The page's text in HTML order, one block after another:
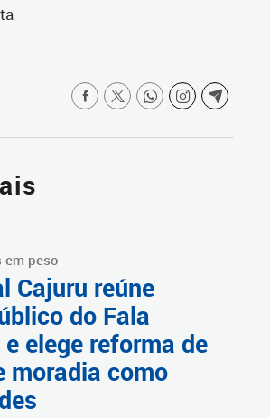
em peso
Cajuru reúne
do Fala
elege reforma de
moradia como